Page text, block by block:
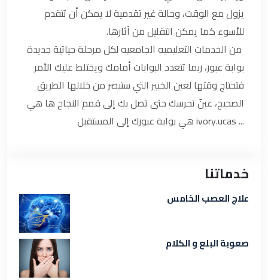
يزول مع الوقت، وحالة غير تقدمية لا يمكن أن تتقدم
للأسوء كما يمكن التقليل من آثارها.
من الخدمات التعليميه الجامعيه لكل مرحلة حياتية جديدة
بوابة عبور، ربما تتعدد البوابات أمامك ويختلط عليك الأمر
فتحتاج وقتها لعين الخبير التي ستبصر من خلالها الطريق
الصحيح، عينٌ تحرسك حتى تصل بك إلى قمم النجاح ها هي
... ivory.ucas هي بوابة عبورك إلى المستقبل
خدماتنا
علاج العصب الخامس
صعوبة البلع و الكلام